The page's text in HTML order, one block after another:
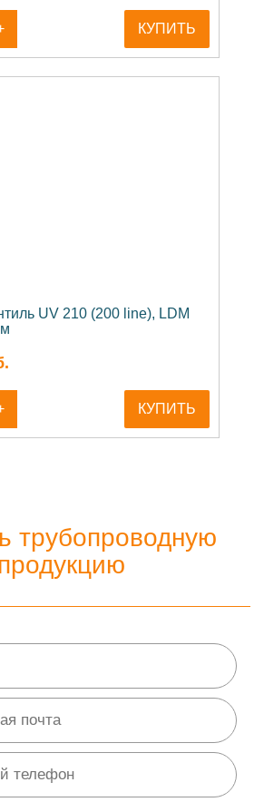
КУПИТЬ
UV 210 (200 line), LDM
КУПИТЬ
трубопроводную
продукцию